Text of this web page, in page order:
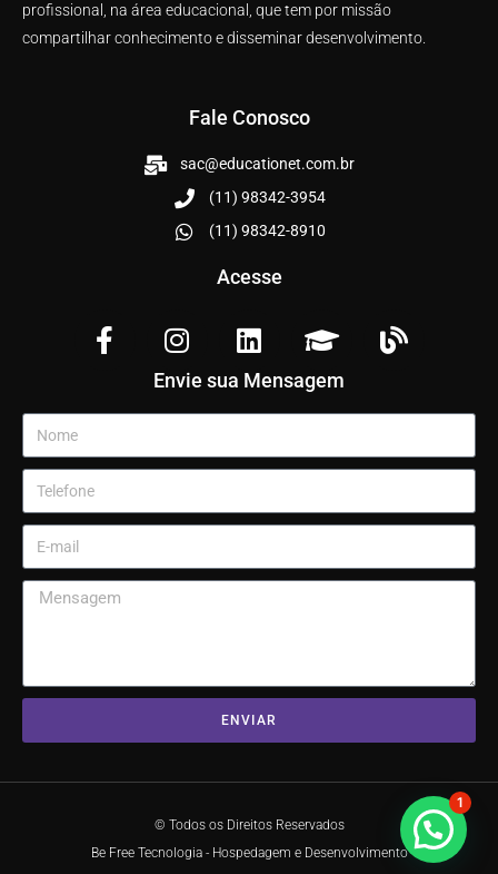
profissional, na área educacional, que tem por missão
compartilhar conhecimento e disseminar desenvolvimento.
Fale Conosco
sac@educationet.com.br
(11) 98342-3954
(11) 98342-8910
Acesse
Envie sua Mensagem
ENVIAR
© Todos os Direitos Reservados
Be Free Tecnologia - Hospedagem e Desenvolvimento
1